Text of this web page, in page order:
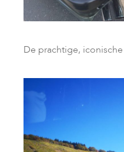
De prachtige,